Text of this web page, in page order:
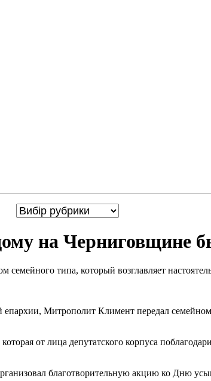
на Черниговщине
типа, который возглавляет
Митрополит Климент передал
от лица депутатского корпуса
благотворительную акцию ко Дню